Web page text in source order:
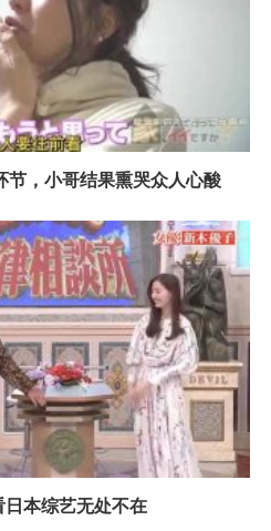
节，小哥结果熏哭众人心酸
本综艺无处不在